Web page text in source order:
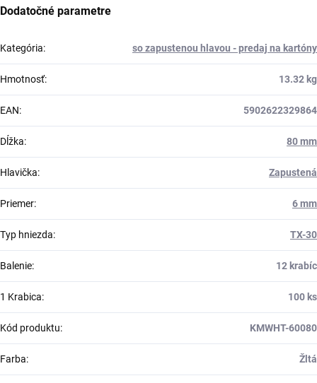
Dodatočné parametre
Kategória: so zapustenou hlavou - predaj na kartóny
Hmotnosť: 13.32 kg
EAN: 5902622329864
Dĺžka: 80 mm
Hlavička: Zapustená
Priemer: 6 mm
Typ hniezda: TX-30
Balenie: 12 krabíc
1 Krabica: 100 ks
Kód produktu: KMWHT-60080
Farba: Žltá